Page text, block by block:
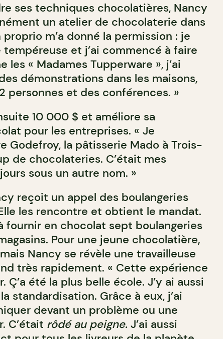
ses techniques chocolatières, Nancy
un atelier de chocolaterie dans
m’a donné la permission : je
et j’ai commencé à faire
les « Madames Tupperware », j’ai
démonstrations dans les maisons,
personnes et des conférences. »
10 000 $ et améliore sa
pour les entreprises. « Je
Godefroy, la pâtisserie Mado à Trois-
de chocolateries. C’était mes
sous un autre nom. »
reçoit un appel des boulangeries
les rencontre et obtient le mandat.
fournir en chocolat sept boulangeries
Pour une jeune chocolatière,
Nancy se révèle une travailleuse
très rapidement. « Cette expérience
Ç’a été la plus belle école. J’y ai aussi
standardisation. Grâce à eux, j’ai
devant un problème ou une
C’était rôdé au peigne. J’ai aussi